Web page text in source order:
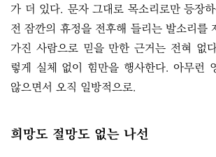
가 더 있다. 문자 그대로 목소리로만 등장
전 잠깐의 휴정을 전후해 들리는 발소리를
가진 사람으로 믿을 만한 근거는 전혀 없
렇게 실체 없이 힘만을 행사한다. 아무런
않으면서 오직 일방적으로.
희망도 절망도 없는 나선